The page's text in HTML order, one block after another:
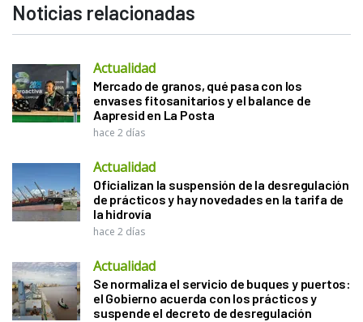
Noticias relacionadas
Actualidad
Mercado de granos, qué pasa con los
envases fitosanitarios y el balance de
Aapresid en La Posta
hace 2 días
Actualidad
Oficializan la suspensión de la desregulación
de prácticos y hay novedades en la tarifa de
la hidrovía
hace 2 días
Actualidad
Se normaliza el servicio de buques y puertos:
el Gobierno acuerda con los prácticos y
suspende el decreto de desregulación